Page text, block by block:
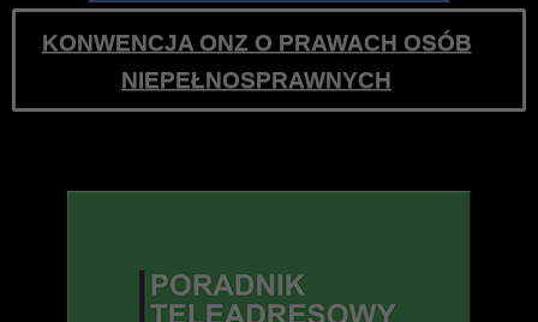
KONWENCJA ONZ O PRAWACH OSÓB
NIEPEŁNOSPRAWNYCH